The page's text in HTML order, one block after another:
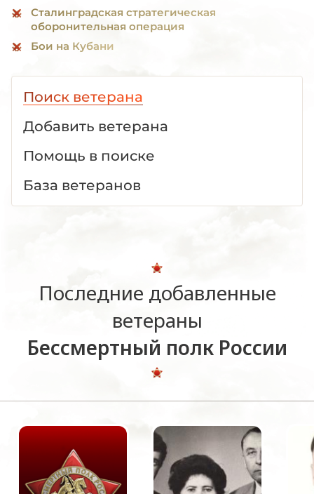
Сталинградская стратегическая
оборонительная операция
Бои на Кубани
Поиск ветерана
Добавить ветерана
Помощь в поиске
База ветеранов
Последние добавленные
ветераны
Бессмертный полк России